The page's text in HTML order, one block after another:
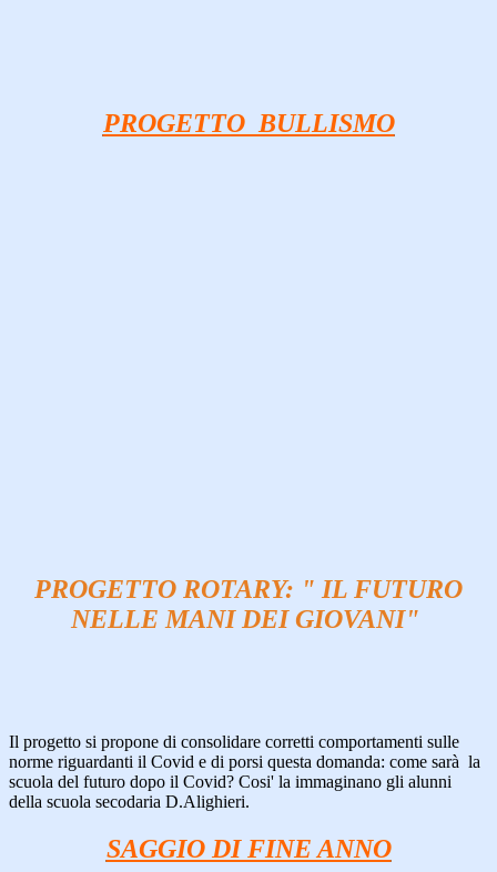
PROGETTO BULLISMO
PROGETTO ROTARY: " IL FUTURO
NELLE MANI DEI GIOVANI"
Il progetto si propone di consolidare corretti comportamenti sulle
norme riguardanti il Covid e di porsi questa domanda: come sarà la
scuola del futuro dopo il Covid? Cosi' la immaginano gli alunni
della scuola secodaria D.Alighieri.
SAGGIO DI FINE ANNO